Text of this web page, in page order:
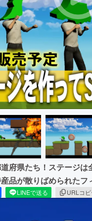
・地域活性化
府県たち！ステージ
品が散りばめられたフ
LINEで送る URLコ